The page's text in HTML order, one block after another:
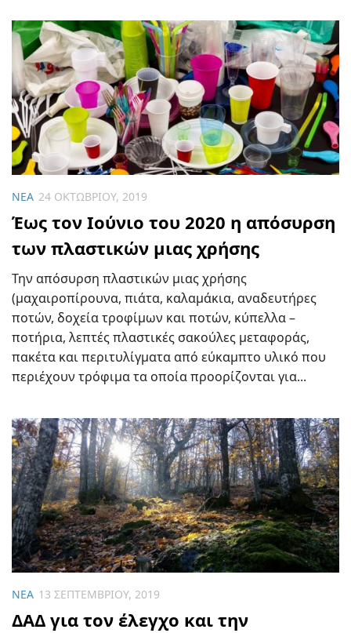
ΝΈΑ 24 ΟΚΤΩΒΡΊΟΥ, 2019
Έως τον Ιούνιο του 2020 η απόσυρση
των πλαστικών μιας χρήσης
Την απόσυρση πλαστικών μιας χρήσης
(μαχαιροπίρουνα, πιάτα, καλαμάκια, αναδευτήρες
ποτών, δοχεία τροφίμων και ποτών, κύπελλα –
ποτήρια, λεπτές πλαστικές σακούλες μεταφοράς,
πακέτα και περιτυλίγματα από εύκαμπτο υλικό που
περιέχουν τρόφιμα τα οποία προορίζονται για...
ΝΈΑ 13 ΣΕΠΤΕΜΒΡΊΟΥ, 2019
ΔΑΔ για τον έλεγχο και την